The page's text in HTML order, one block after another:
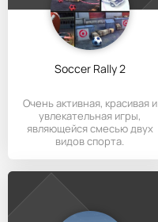
Soccer Rally 2
Очень активная, красивая и
увлекательная игры,
являющейся смесью двух
видов спорта.